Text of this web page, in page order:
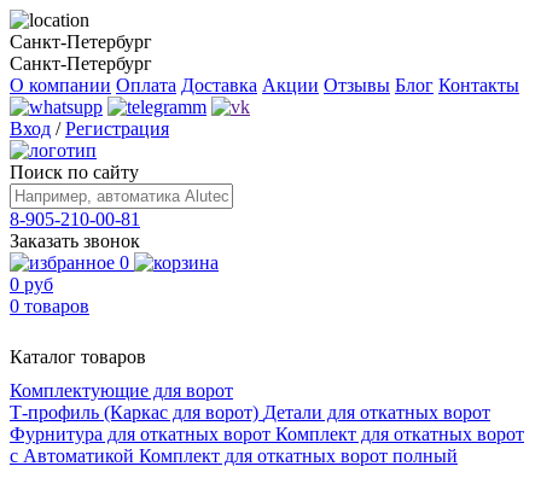
Санкт-Петербург
Санкт-Петербург
О компании Оплата Доставка Акции Отзывы Блог Контакты
Вход / Регистрация
Поиск по сайту
8-905-210-00-81
Заказать звонок
0
0 руб
0 товаров
Каталог товаров
Комплектующие для ворот
Т-профиль (Каркас для ворот) Детали для откатных ворот
Фурнитура для откатных ворот Комплект для откатных ворот
с Автоматикой Комплект для откатных ворот полный